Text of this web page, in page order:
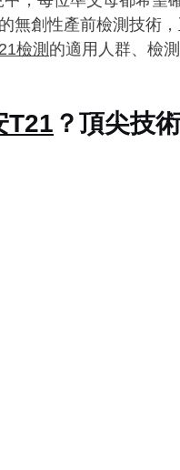
無創性產前檢測技術
檢測 的適用人群、檢
T21 ？頂尖技